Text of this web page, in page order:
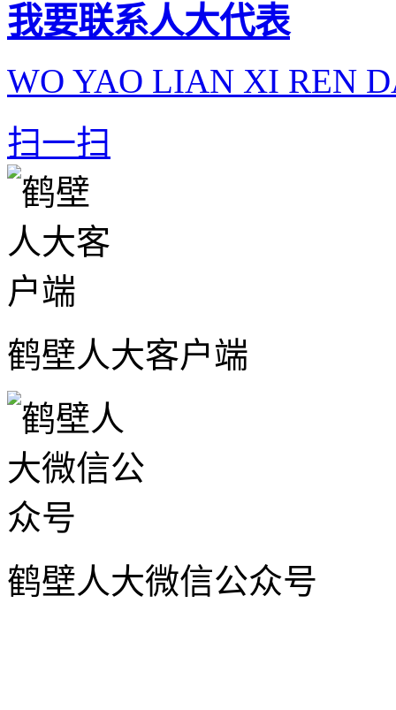
我要联系人大代表
WO YAO LIAN XI REN
扫一扫
鹤壁人大客户端
鹤壁人大微信公众号